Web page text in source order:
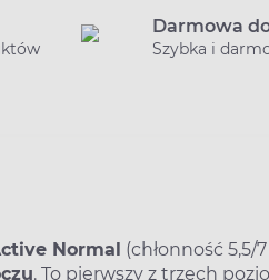
Darmowa
Szybka i
Normal (chłonność
. To pierwszy z trzech